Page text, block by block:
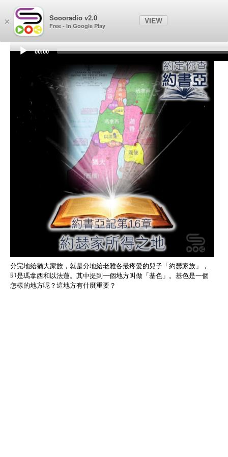
Soooradio
Audio
00:00
分完地給猶大家族，就是分地給老雅各最疼爱的兒子「約瑟家族」，
即是瑪拿西和以法蓮。其中提到一個地方叫做「基色」。基色是一個
怎樣的地方呢？這地方有什麼重要？
× Soooradio v2.0
Free - In Google Play
VIEW